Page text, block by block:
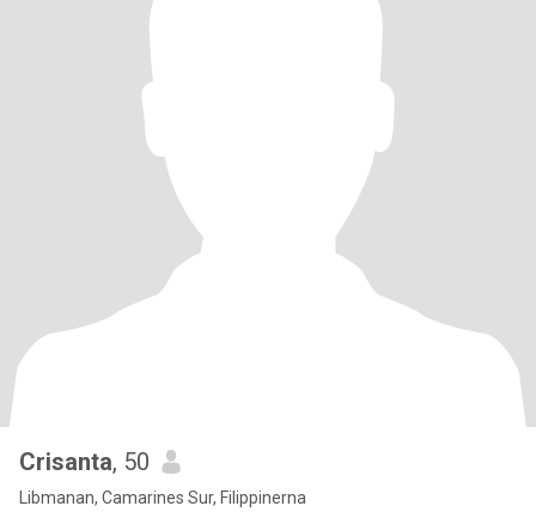
Crisanta, 50
Libmanan, Camarines Sur, Filippinerna